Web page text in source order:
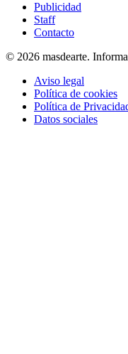
Publicidad
Staff
Contacto
© 2026 masdearte.
Aviso legal
Política de cookies
Política de
Datos sociales